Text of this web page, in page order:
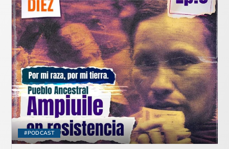
#PODCAST